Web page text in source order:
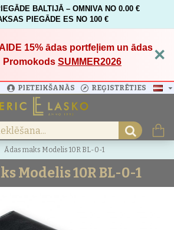
BALTIJĀ – OMNIVA NO 0.00 €
PIEGĀDE ES NO 100 €
15%ādas portfeļiem un ādas
Promokods SUMMER2026 ×
PIETEIKŠANĀS REĢISTRĒTIES
Ādas maks Modelis 10R BL-0-1
Modelis 10R BL-0-1